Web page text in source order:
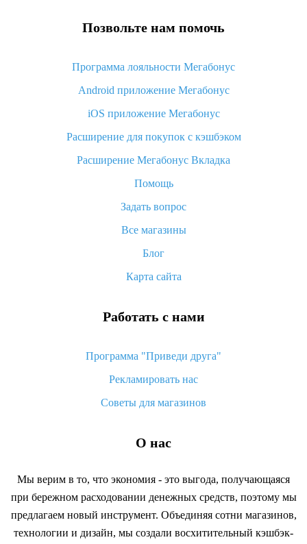
Что делать, если Алиэкспресс просит ввести паспортные
Как узнать, куда пришла посылка с Алиэкспресс
Вы отменили заказ на Алиэкспресс, когда вернут деньги?
Что такое баллы на Алиэкспресс, как их получить и
«AliExpress Standard Shipping»: что это за метод доставки и
как его отслеживать
Как покупать оптом на Алиэкспресс
Что делать, если не пришел товар с Алиэкспресс
возврата денег
Позвольте нам помочь
Программа лояльности Мегабонус
Android приложение Мегабонус
iOS приложение Мегабонус
Расширение для покупок с кэшбэком
Расширение Мегабонус Вкладка
Помощь
Задать вопрос
Все магазины
Блог
Карта сайта
Работать с нами
Программа "Приведи друга"
Рекламировать нас
Советы для магазинов
О нас
Мы верим в то, что экономия - это выгода, получающаяся
при бережном расходовании денежных средств, поэтому мы
предлагаем новый инструмент. Объединяя сотни магазинов,
технологии и дизайн, мы создали восхитительный кэшбэк-